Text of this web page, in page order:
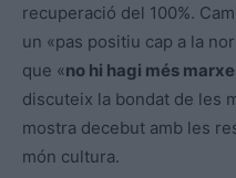
recuperació del 100%.
un «pas positiu cap a la
que «no hi hagi més
discuteix la bondat de les
mostra decebut amb les
món cultura.